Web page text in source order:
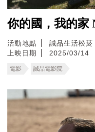
你的國，我的家
活動地點
誠品生活松
上映日期
2025/03/14
電影 誠品電影院